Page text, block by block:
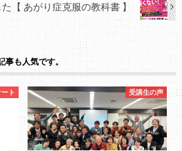
【 あがり症克服の教科書 】
事も人気です。
ト 受講生の声